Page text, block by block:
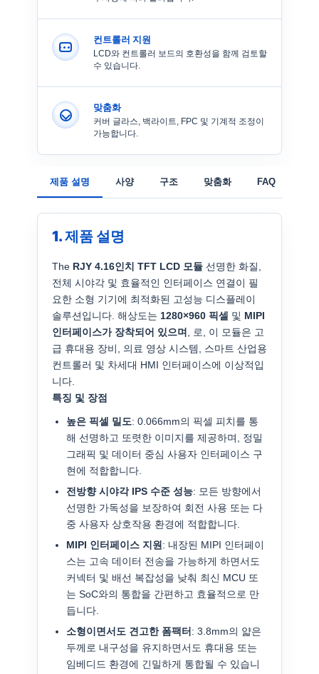
컨트롤러 지원
LCD와 컨트롤러 보드의 호환성을 함께 검토할
수 있습니다.
맞춤화
커버 글라스, 백라이트, FPC 및 기계적 조정이
가능합니다.
제품 설명 사양 구조 맞춤화 FAQ
1. 제품 설명
The RJY 4.16인치 TFT LCD 모듈 선명한 화질,
전체 시야각 및 효율적인 인터페이스 연결이 필
요한 소형 기기에 최적화된 고성능 디스플레이
솔루션입니다. 해상도는 1280×960 픽셀 및 MIPI
인터페이스가 장착되어 있으며
, 로, 이 모듈은 고
급 휴대용 장비, 의료 영상 시스템, 스마트 산업용
컨트롤러 및 차세대 HMI 인터페이스에 이상적입
니다.
특징 및 장점
높은 픽셀 밀도: 0.066mm의 픽셀 피치를 통
해 선명하고 또렷한 이미지를 제공하며, 정밀
그래픽 및 데이터 중심 사용자 인터페이스 구
현에 적합합니다.
전방향 시야각 IPS 수준 성능: 모든 방향에서
선명한 가독성을 보장하여 회전 사용 또는 다
중 사용자 상호작용 환경에 적합합니다.
MIPI 인터페이스 지원 : 내장된 MIPI 인터페이
스는 고속 데이터 전송을 가능하게 하면서도
커넥터 및 배선 복잡성을 낮춰 최신 MCU 또
는 SoC와의 통합을 간편하고 효율적으로 만
듭니다.
소형이면서도 견고한 폼팩터 : 3.8mm의 얇은
두께로 내구성을 유지하면서도 휴대용 또는
임베디드 환경에 긴밀하게 통합될 수 있습니